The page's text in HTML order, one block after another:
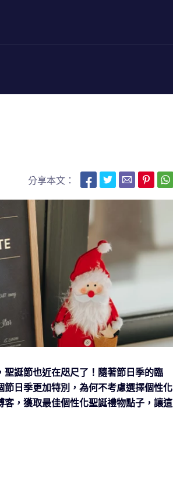
分享本文：
誕節也近在咫尺了！隨著節日季的臨
日季更加特別，為何不考慮選擇個性化
，獲取最佳個性化聖誕禮物點子，讓這